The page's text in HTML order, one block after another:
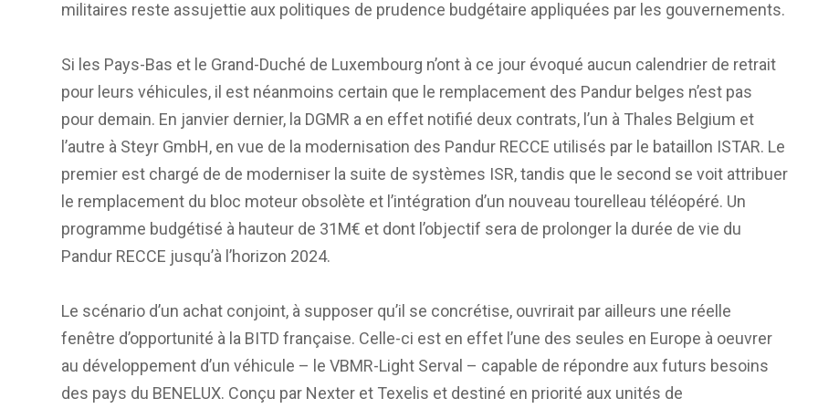
militaires reste assujettie aux politiques de prudence budgétaire appliquées par les gouvernements.
Si les Pays-Bas et le Grand-Duché de Luxembourg n’ont à ce jour évoqué aucun calendrier de retrait
pour leurs véhicules, il est néanmoins certain que le remplacement des Pandur belges n’est pas
pour demain. En janvier dernier, la DGMR a en effet notifié deux contrats, l’un à Thales Belgium et
l’autre à Steyr GmbH, en vue de la modernisation des Pandur RECCE utilisés par le bataillon ISTAR. Le
premier est chargé de de moderniser la suite de systèmes ISR, tandis que le second se voit attribuer
le remplacement du bloc moteur obsolète et l’intégration d’un nouveau tourelleau téléopéré. Un
programme budgétisé à hauteur de 31M€ et dont l’objectif sera de prolonger la durée de vie du
Pandur RECCE jusqu’à l’horizon 2024.
Le scénario d’un achat conjoint, à supposer qu’il se concrétise, ouvrirait par ailleurs une réelle
fenêtre d’opportunité à la BITD française. Celle-ci est en effet l’une des seules en Europe à oeuvrer
au développement d’un véhicule – le VBMR-Light Serval – capable de répondre aux futurs besoins
des pays du BENELUX. Conçu par Nexter et Texelis et destiné en priorité aux unités de